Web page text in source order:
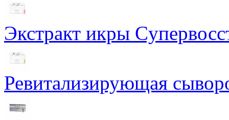
Экстракт икры
Ревитализирующая